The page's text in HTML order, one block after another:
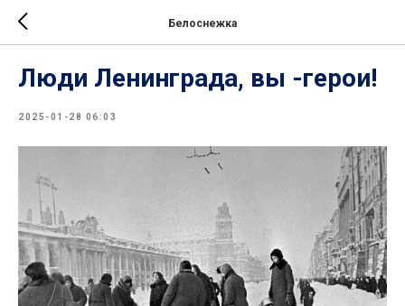
Белоснежка
Люди Ленинграда, вы -герои!
2025-01-28 06:03